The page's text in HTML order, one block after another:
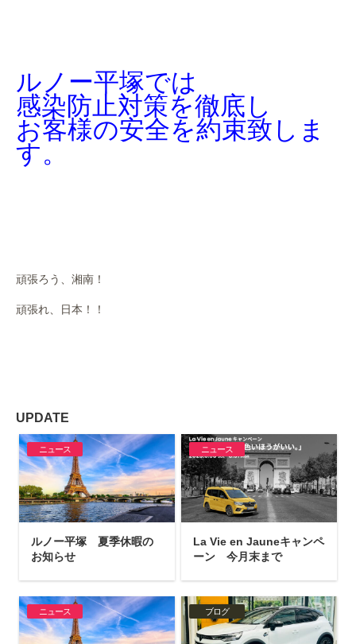
ルノー平塚では
感染防止対策を徹底し
お客様の安全を約束致しま
す。
頑張ろう、湘南！
頑張れ、日本！！
UPDATE
ニュース
ルノー平塚 夏季休暇の
お知らせ
ニュース
La Vie en Jauneキャンペ
ーン 今月末まで
ニュース ブログ